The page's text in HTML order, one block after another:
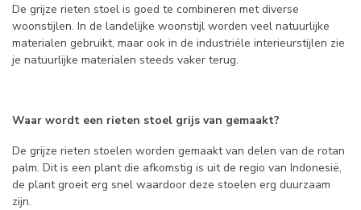
De grijze rieten stoel is goed te combineren met diverse
woonstijlen. In de landelijke woonstijl worden veel natuurlijke
materialen gebruikt, maar ook in de industriële interieurstijlen zie
je natuurlijke materialen steeds vaker terug.
Waar wordt een rieten stoel grijs van gemaakt?
De grijze rieten stoelen worden gemaakt van delen van de rotan
palm. Dit is een plant die afkomstig is uit de regio van Indonesië,
de plant groeit erg snel waardoor deze stoelen erg duurzaam
zijn.